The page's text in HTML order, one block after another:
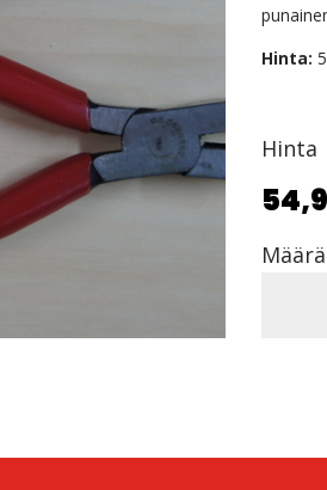
Hinta:
Hinta